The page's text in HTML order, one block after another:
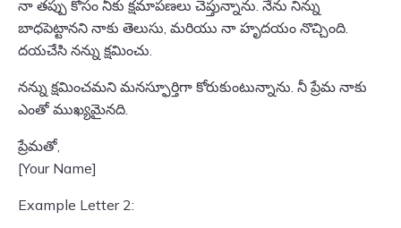
నా తప్పు కోసం నీకు క్షమాపణలు చెప్తున్నాను. నేను నిన్ను
బాధపెట్టానని నాకు తెలుసు, మరియు నా హృదయం నొచ్చింది.
దయచేసి నన్ను క్షమించు.
నన్ను క్షమించమని మనస్ఫూర్తిగా కోరుకుంటున్నాను. నీ ప్రేమ నాకు
ఎంతో ముఖ్యమైనది.
ప్రేమతో,
[Your Name]
Example Letter 2: